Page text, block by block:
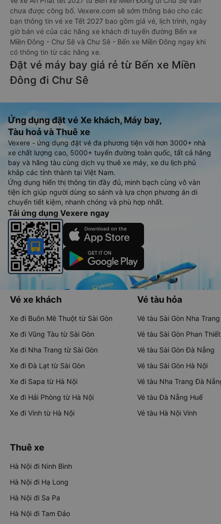
chưa được công bố. Vexere.com sẽ sớm thông báo cho các
bạn thông tin vé xe Tết 2027 bao gồm giá vé, lịch trình, ngày
giờ bán vé của các hãng xe khách đi tuyến đường Bến xe
Miền Đông - Chư Sê và Chư Sê - Bến xe Miền Đông ngay khi
có thông tin từ các hãng xe.
Đặt vé máy bay giá rẻ từ Bến xe Miền
Đông đi Chư Sê
Ứng dụng đặt vé Xe khách, Máy bay,
Tàu hoả và Thuê xe
Vexere - ứng dụng đặt vé đa phương tiện với hơn 3000+ nhà
xe chất lượng cao, 5000+ tuyến đường toàn quốc, tất cả hãng
bay và hãng tàu cùng dịch vụ thuê xe máy, xe du lịch phủ
khắp các tỉnh thành tại Việt Nam.
Ứng dụng hiển thị thông tin đầy đủ, minh bạch cùng vô vàn
tiện ích giúp người dùng so sánh và lựa chọn phương án di
chuyển tiết kiệm, nhanh chóng và phù hợp nhất.
Tải ứng dụng Vexere ngay
Vé xe khách
Xe đi Buôn Mê Thuột từ Sài Gòn
Xe đi Vũng Tàu từ Sài Gòn
Xe đi Nha Trang từ Sài Gòn
Xe đi Đà Lạt từ Sài Gòn
Xe đi Sapa từ Hà Nội
Xe đi Hải Phòng từ Hà Nội
Xe đi Vinh từ Hà Nội
Vé tàu hỏa
Vé tàu Sài Gòn Nha Trang
Vé tàu Sài Gòn Phan Thiết
Vé tàu Sài Gòn Đà Nẵng
Vé tàu Sài Gòn Hà Nội
Vé tàu Nha Trang Đà
Vé tàu Đà Nẵng Huế
Vé tàu Hà Nội Vinh
Thuê xe
Hà Nội đi Ninh Bình
Hà Nội đi Hạ Long
Hà Nội đi Sa Pa
Hà Nội đi Tam Đảo